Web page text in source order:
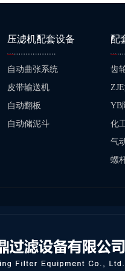
压滤机配套设备
自动曲张系统
皮带输送机
自动翻板
自动储泥斗
配
齿
YB
化
气
螺